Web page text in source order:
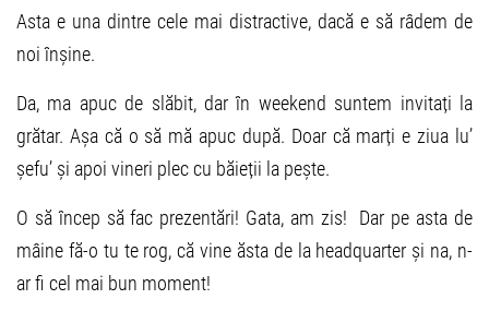
Asta e una dintre cele mai distractive, dacă e să râdem de
noi înșine.
Da, ma apuc de slăbit, dar în weekend suntem invitați la
grătar. Așa că o să mă apuc după. Doar că marți e ziua lu’
șefu’ și apoi vineri plec cu băieții la pește.
O să încep să fac prezentări! Gata, am zis! Dar pe asta de
mâine fă-o tu te rog, că vine ăsta de la headquarter și na, n-
ar fi cel mai bun moment!